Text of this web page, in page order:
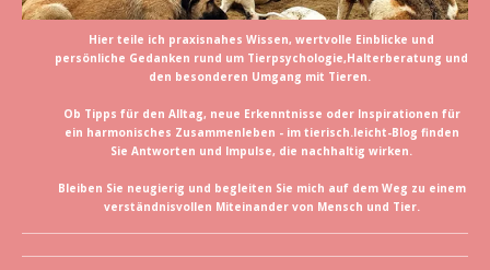
Hier teile ich praxisnahes Wissen, wertvolle Einblicke und
persönliche Gedanken rund um Tierpsychologie,Halterberatung und
den besonderen Umgang mit Tieren.
Ob Tipps für den Alltag, neue Erkenntnisse oder Inspirationen für
ein harmonisches Zusammenleben - im tierisch.leicht-Blog finden
Sie Antworten und Impulse, die nachhaltig wirken.
Bleiben Sie neugierig und begleiten Sie mich auf dem Weg zu einem
verständnisvollen Miteinander von Mensch und Tier.